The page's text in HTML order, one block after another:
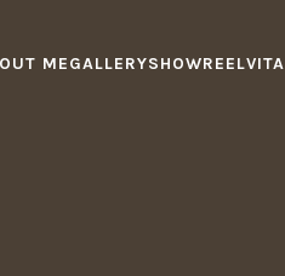
MEGALLERYSHOWREELVITA